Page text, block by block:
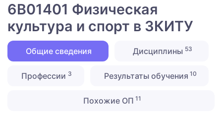
6B01401 Физическая
культура и спорт в ЗКИТУ
Общие сведения Дисциплины 53
Профессии 3 Результаты обучения 10
Похожие ОП 11